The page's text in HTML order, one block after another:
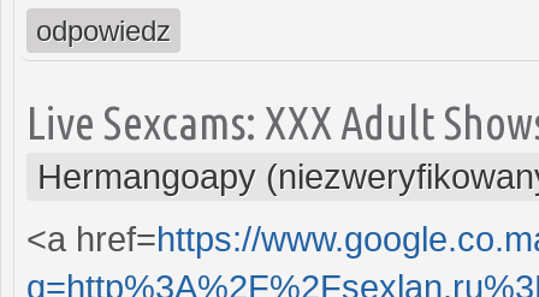
odpowiedz
Live Sexcams: XXX Adult
Hermangoapy
<a href=https://